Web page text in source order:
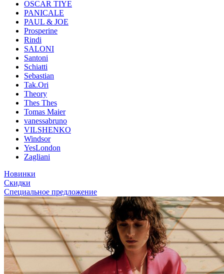
OSCAR TIYE
PANICALE
PAUL & JOE
Prosperine
Rindi
SALONI
Santoni
Schiatti
Sebastian
Tak.Ori
Theory
Thes Thes
Tomas Maier
vanessabruno
VILSHENKO
Windsor
YesLondon
Zagliani
Новинки
Скидки
Специальное предложение